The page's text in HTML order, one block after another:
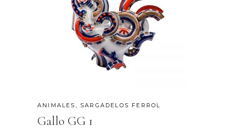
ANIMALES , SARGADELOS FERROL
Gallo GG 1